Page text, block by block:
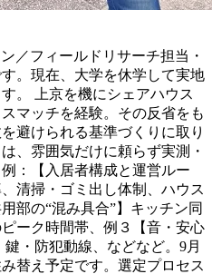
／フィールドリサーチ担当・
。現在、大学を休学して実地
。 上京を機にシェアハウス
マッチを経験。その反省をも
避けられる基準づくりに取り
、雰囲気だけに頼らず実測・
：【入居者構成と運営ルー
清掃・ゴミ出し体制、ハウス
部の“混み具合”】キッチン同
ーク時間帯、例３【音・安心
・防犯動線、などなど。9月
替え予定です。選定プロセス